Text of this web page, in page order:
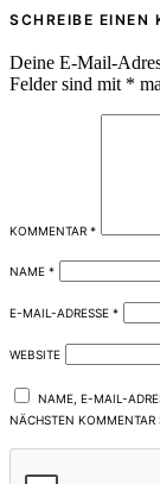
SCHREIBE EINEN
Deine E-Mail-
Felder sind mit *
KOMMENTAR *
NAME *
E-MAIL-ADRESSE *
WEBSITE
NAME, E-MAIL-
NÄCHSTEN KOMMENTAR